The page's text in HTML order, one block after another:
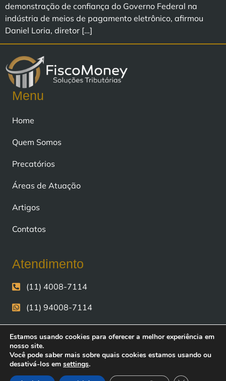
demonstração de confiança do Governo Federal na
indústria de meios de pagamento eletrônico, afirmou
Daniel Loria, diretor […]
Menu
Home
Quem Somos
Precatórios
Áreas de Atuação
Artigos
Contatos
Atendimento
(11) 4008-7114
(11) 94008-7114
contato@fiscomoney.com.br
Avenida Andrômeda, n° 723, sala 2703 e 2705,
Alphaville, Barueri - SP.
Estamos usando cookies para oferecer a melhor experiência em
nosso site.
Você pode saber mais sobre quais cookies estamos usando ou
desativá-los em settings.